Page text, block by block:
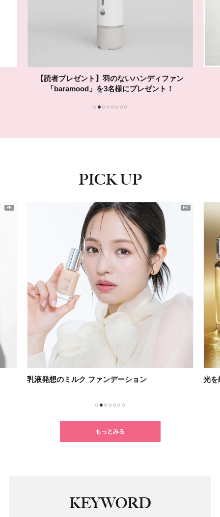
&ONDOの「COOL遮熱 ハット」または「ドライ
ソックス」を各1名様に！
PICK UP
光を紡ぐケアで未来の肌を思いのままに 新し
もっとみる
KEYWORD